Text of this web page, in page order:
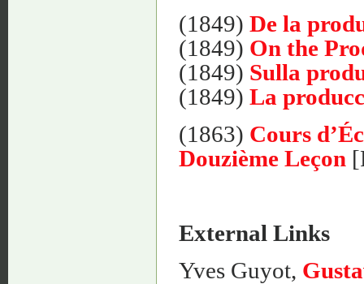
(1849) De la
(1849) On the
(1849) Sulla
(1849) La
(1863) Cours
Douzième Leçon
External Links
Yves Guyot,